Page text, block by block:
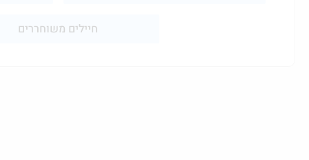
חיילים משוחררים